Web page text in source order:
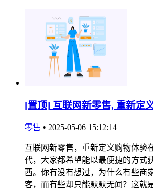
[置顶] 互联网新零售, 重新定
零售 • 2025-05-06 15:12:14
互联网新零售，重新定义购物体验
代，大家都希望能以最便捷的方式
西。你有没有想过，为什么有些商
客，而有些却只能默默无闻？这就